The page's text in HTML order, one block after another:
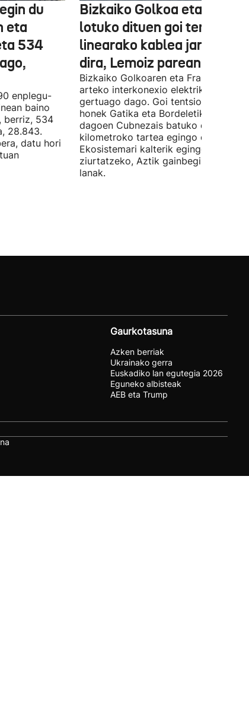
du
eta
534
enplegu-
baino
berriz, 534
28.843.
datu hori
Bizkaiko Golkoa eta
lotuko dituen goi tentsioko
linearako kablea jartzen
dira, Lemoiz parean
Bizkaiko Golkoaren eta Frantziaren
arteko interkonexio elektrikoa
gertuago dago. Goi tentsioko linea
honek Gatika eta Bordeletik gertu
dagoen Cubnezais batuko ditu eta
kilometroko tartea egingo du ur
Ekosistemari kalterik egingo ez
ziurtatzeko, Aztik gainbegiratuko
lanak.
Gaurkotasuna
Azken berriak
Ukrainako gerra
Euskadiko lan egutegia 2026
Eguneko albisteak
AEB eta Trump